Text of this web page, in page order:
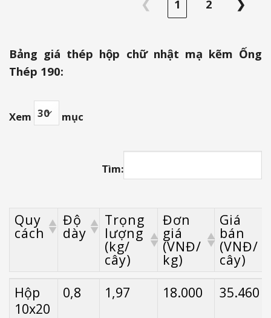
❮ 1 2 ❯
Bảng giá thép hộp chữ nhật mạ kẽm Ống
Thép 190:
Xem mục
Tìm:
Quy
cách
Độ
dày
Trọng
lượng
(kg/
cây)
Đơn
giá
(VNĐ/
kg)
Giá
bán
(VNĐ/
cây)
Quy
cách
Độ
dày
Trọng
lượng
Đơn
giá
Giá
bán
Hộp
10x20
0,8 1,97 18.000 35.460